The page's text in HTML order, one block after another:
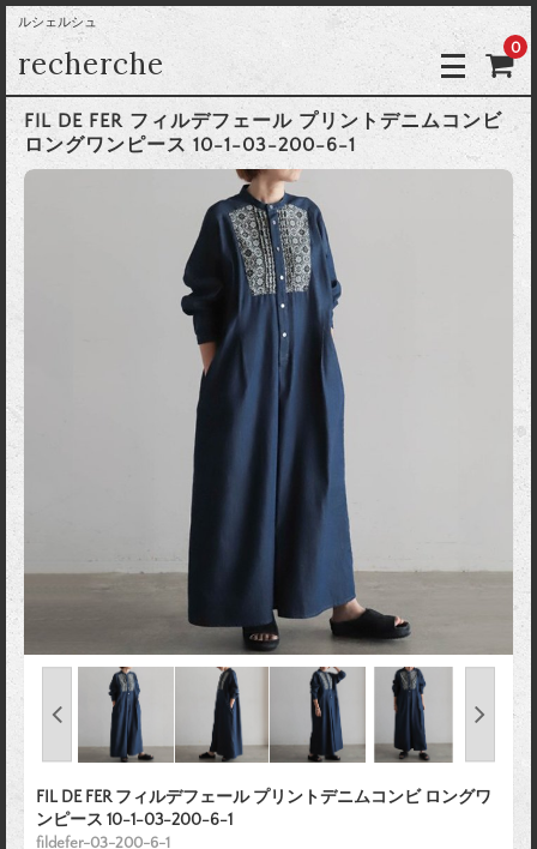
ルシェルシュ
recherche 0
FIL DE FER フィルデフェール プリントデニムコンビ
ロングワンピース 10-1-03-200-6-1
FIL DE FER フィルデフェール プリントデニムコンビ ロングワ
ンピース 10-1-03-200-6-1
fildefer-03-200-6-1